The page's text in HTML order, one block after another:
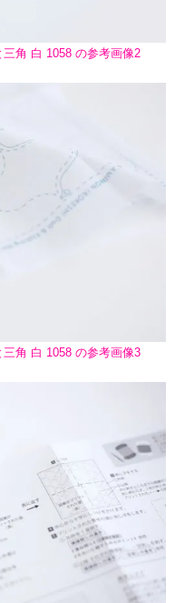
角 白 1058 の参考画像2
角 白 1058 の参考画像3